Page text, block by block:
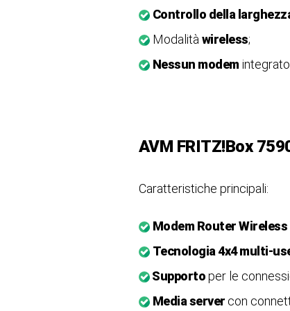
Controllo della
Modalità wireless;
Nessun modem integrato.
AVM FRITZ!Box
Caratteristiche principali:
Modem Router Wireless
Tecnologia 4x4 multi-
Supportoper le
Media server con